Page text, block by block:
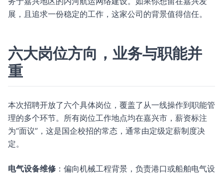
展，且追求一份稳定的工作，这家公司的背景值得信任。
六大岗位方向，业务与职能并
重
本次招聘开放了六个具体岗位，覆盖了从一线操作到职能管
理的多个环节。所有岗位工作地点均在嘉兴市，薪资标注
为“面议”，这是国企校招的常态，通常由定级定薪制度决
定。
电气设备维修 ：偏向机械工程背景，负责港口或船舶电气设